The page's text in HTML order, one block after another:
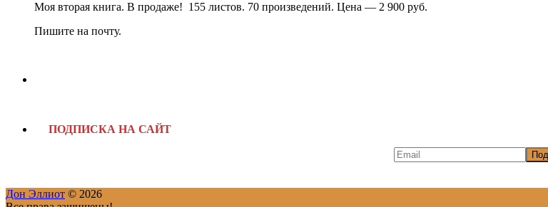
Моя вторая книга. В продаже! 155 листов. 70 произведений. Цена — 2 900 руб.
Пишите на почту.
ПОДПИСКА НА САЙТ
Дон Эллиот © 2026